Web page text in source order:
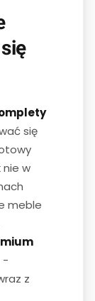
się
nie w
meble
-
z